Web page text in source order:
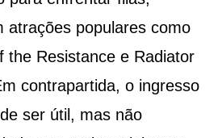
atrações populares como
the Resistance e Radiator
contrapartida, o ingresso
ser útil, mas não